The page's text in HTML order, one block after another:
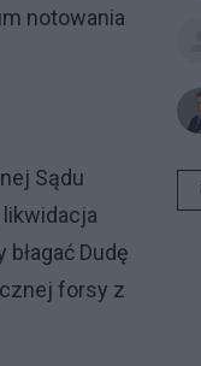
notowania
Sądu
Dudę
forsy z